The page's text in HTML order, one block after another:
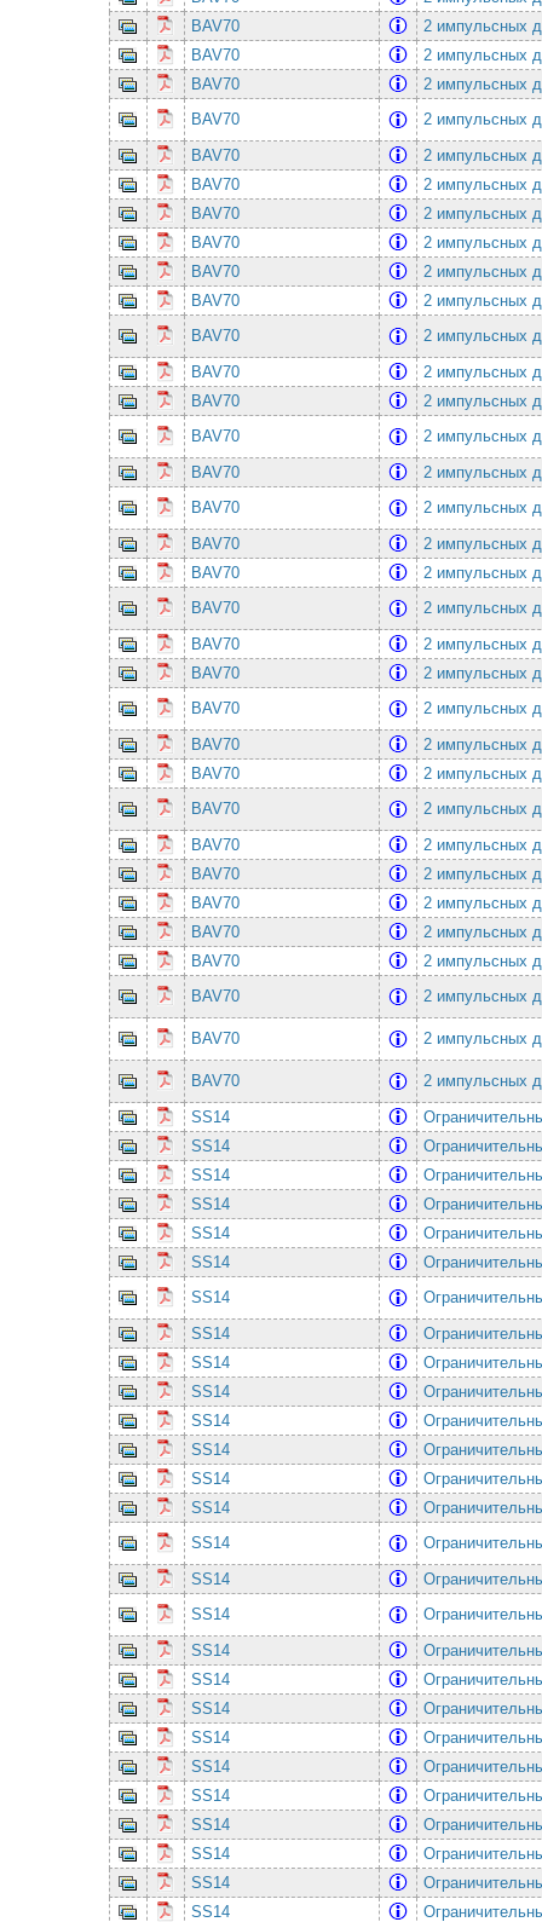
BAV70
2 импульсных
BAV70
2 импульсных
BAV70
2 импульсных
BAV70
2 импульсных
BAV70
2 импульсных
BAV70
2 импульсных
BAV70
2 импульсных
BAV70
2 импульсных
BAV70
2 импульсных
BAV70
2 импульсных
BAV70
2 импульсных
BAV70
2 импульсных
BAV70
2 импульсных
BAV70
2 импульсных
BAV70
2 импульсных
BAV70
2 импульсных
BAV70
2 импульсных
BAV70
2 импульсных
BAV70
2 импульсных
BAV70
2 импульсных
BAV70
2 импульсных
BAV70
2 импульсных
BAV70
2 импульсных
BAV70
2 импульсных
BAV70
2 импульсных
BAV70
2 импульсных
BAV70
2 импульсных
BAV70
2 импульсных
BAV70
2 импульсных
BAV70
2 импульсных
BAV70
2 импульсных
BAV70 2 импульсных
BAV70
2 импульсных
SS14
SS14
SS14
SS14
SS14
SS14
SS14
SS14
SS14
SS14
SS14
SS14
SS14
SS14
SS14
SS14
SS14
SS14
SS14
SS14
SS14
SS14
SS14
SS14
SS14
SS14
SS14